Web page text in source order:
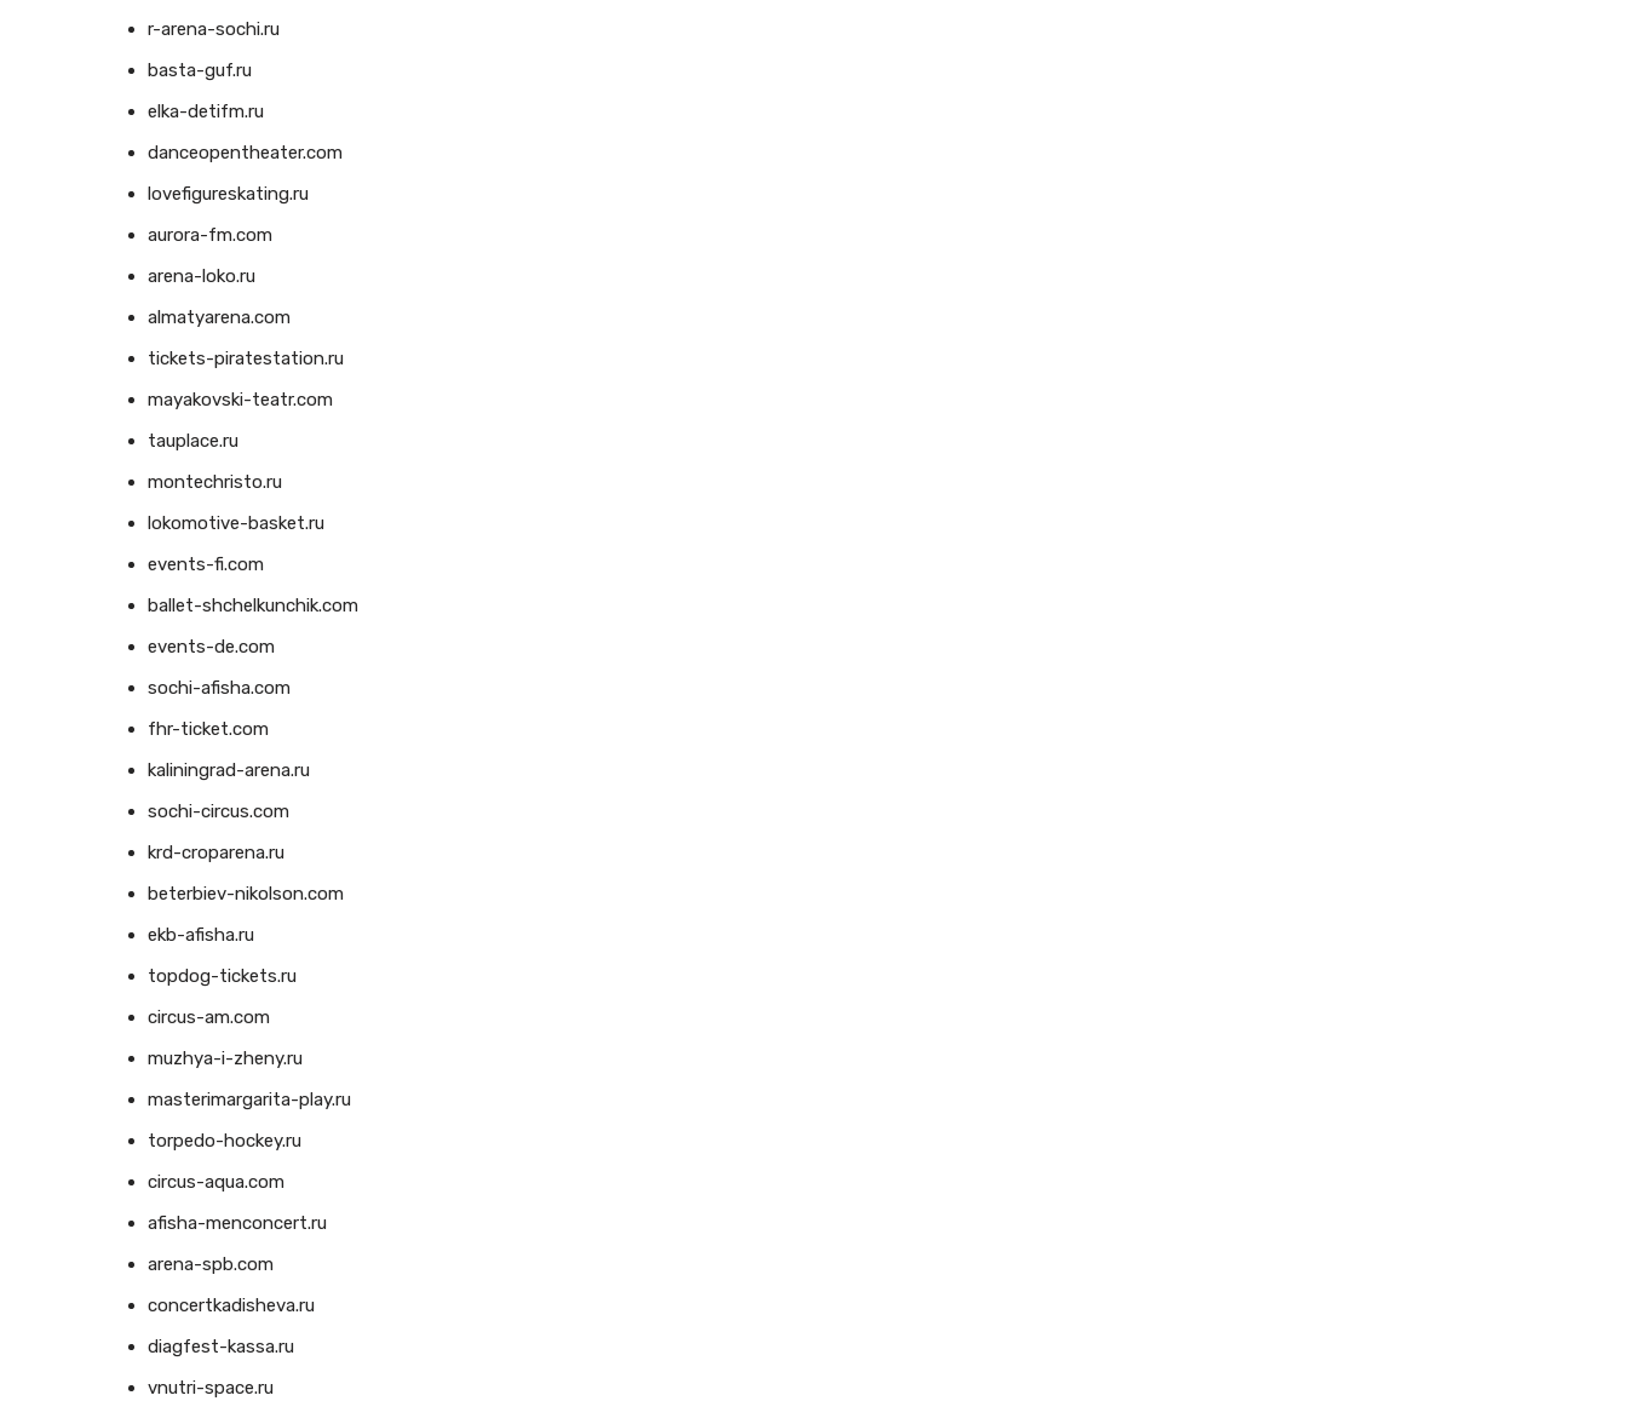
r-arena-sochi.ru
basta-guf.ru
elka-detifm.ru
danceopentheater.com
lovefigureskating.ru
aurora-fm.com
arena-loko.ru
almatyarena.com
tickets-piratestation.ru
mayakovski-teatr.com
tauplace.ru
montechristo.ru
lokomotive-basket.ru
events-fi.com
ballet-shchelkunchik.com
events-de.com
sochi-afisha.com
fhr-ticket.com
kaliningrad-arena.ru
sochi-circus.com
krd-croparena.ru
beterbiev-nikolson.com
ekb-afisha.ru
topdog-tickets.ru
circus-am.com
muzhya-i-zheny.ru
masterimargarita-play.ru
torpedo-hockey.ru
circus-aqua.com
afisha-menconcert.ru
arena-spb.com
concertkadisheva.ru
diagfest-kassa.ru
vnutri-space.ru